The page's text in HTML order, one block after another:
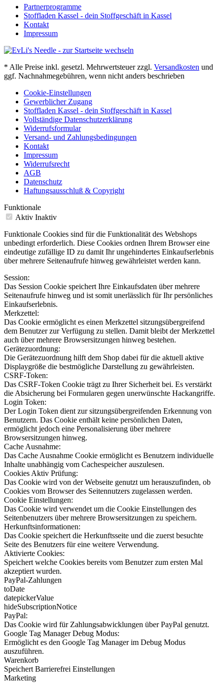
Partnerprogramme
Stoffladen Kassel - dein Stoffgeschäft in Kassel
Kontakt
Impressum
* Alle Preise inkl. gesetzl. Mehrwertsteuer zzgl. Versandkosten und
ggf. Nachnahmegebühren, wenn nicht anders beschrieben
Cookie-Einstellungen
Gewerblicher Zugang
Stoffladen Kassel - dein Stoffgeschäft in Kassel
Vollständige Datenschutzerklärung
Widerrufsformular
Versand- und Zahlungsbedingungen
Kontakt
Impressum
Widerrufsrecht
AGB
Datenschutz
Haftungsausschluß & Copyright
Funktionale
Aktiv Inaktiv
Funktionale Cookies sind für die Funktionalität des Webshops
unbedingt erforderlich. Diese Cookies ordnen Ihrem Browser eine
eindeutige zufällige ID zu damit Ihr ungehindertes Einkaufserlebnis
über mehrere Seitenaufrufe hinweg gewährleistet werden kann.
Session:
Das Session Cookie speichert Ihre Einkaufsdaten über mehrere
Seitenaufrufe hinweg und ist somit unerlässlich für Ihr persönliches
Einkaufserlebnis.
Merkzettel:
Das Cookie ermöglicht es einen Merkzettel sitzungsübergreifend
dem Benutzer zur Verfügung zu stellen. Damit bleibt der Merkzettel
auch über mehrere Browsersitzungen hinweg bestehen.
Gerätezuordnung:
Die Gerätezuordnung hilft dem Shop dabei für die aktuell aktive
Displaygröße die bestmögliche Darstellung zu gewährleisten.
CSRF-Token:
Das CSRF-Token Cookie trägt zu Ihrer Sicherheit bei. Es verstärkt
die Absicherung bei Formularen gegen unerwünschte Hackangriffe.
Login Token:
Der Login Token dient zur sitzungsübergreifenden Erkennung von
Benutzern. Das Cookie enthält keine persönlichen Daten,
ermöglicht jedoch eine Personalisierung über mehrere
Browsersitzungen hinweg.
Cache Ausnahme:
Das Cache Ausnahme Cookie ermöglicht es Benutzern individuelle
Inhalte unabhängig vom Cachespeicher auszulesen.
Cookies Aktiv Prüfung:
Das Cookie wird von der Webseite genutzt um herauszufinden, ob
Cookies vom Browser des Seitennutzers zugelassen werden.
Cookie Einstellungen:
Das Cookie wird verwendet um die Cookie Einstellungen des
Seitenbenutzers über mehrere Browsersitzungen zu speichern.
Herkunftsinformationen:
Das Cookie speichert die Herkunftsseite und die zuerst besuchte
Seite des Benutzers für eine weitere Verwendung.
Aktivierte Cookies:
Speichert welche Cookies bereits vom Benutzer zum ersten Mal
akzeptiert wurden.
PayPal-Zahlungen
toDate
datepickerValue
hideSubscriptionNotice
PayPal:
Das Cookie wird für Zahlungsabwicklungen über PayPal genutzt.
Google Tag Manager Debug Modus:
Ermöglicht es den Google Tag Manager im Debug Modus
auszuführen.
Warenkorb
Speichert Barrierefrei Einstellungen
Marketing